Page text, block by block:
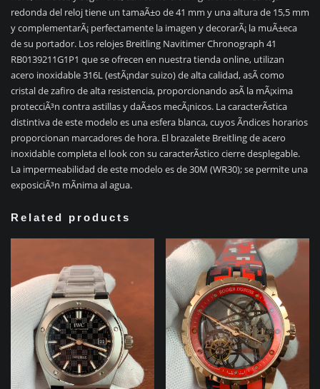
redonda del reloj tiene un tamaÃ±o de 41 mm y una altura de 15,5 mm
y complementarÃ¡ perfectamente la imagen y decorarÃ¡ la muÃ±eca
de su portador. Los relojes Breitling Navitimer Chronograph 41
RB0139211G1P1 que se ofrecen en nuestra tienda online, utilizan
acero inoxidable 316L (estÃ¡ndar suizo) de alta calidad, asÃ­ como
cristal de zafiro de alta resistencia, proporcionando asÃ­ la mÃ¡xima
protecciÃ³n contra astillas y daÃ±os mecÃ¡nicos. La caracterÃ­stica
distintiva de este modelo es una esfera blanca, cuyos Ã­ndices horarios
proporcionan marcadores de hora. El brazalete Breitling de acero
inoxidable completa el look con su caracterÃ­stico cierre desplegable.
La impermeabilidad de este modelo es de 30M (WR30); se permite una
exposiciÃ³n mÃ­nima al agua.
Related products